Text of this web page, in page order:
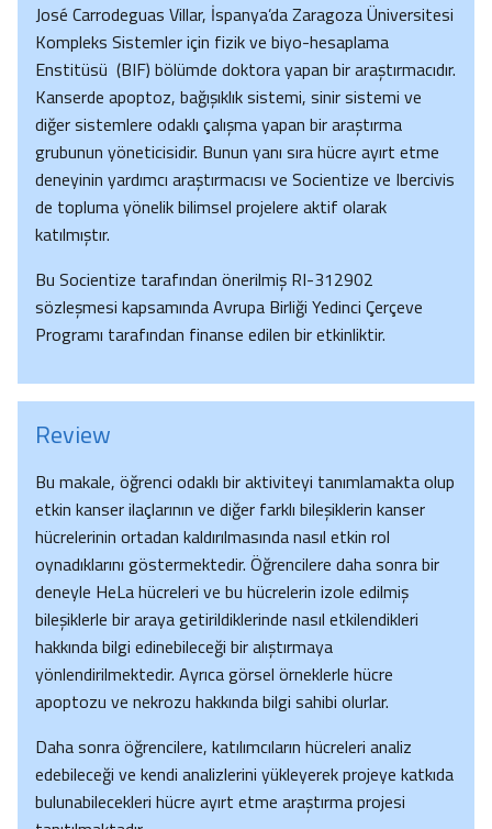
José Carrodeguas Villar, İspanya’da Zaragoza Üniversitesi
Kompleks Sistemler için fizik ve biyo-hesaplama
Enstitüsü (BIF) bölümde doktora yapan bir araştırmacıdır.
Kanserde apoptoz, bağışıklık sistemi, sinir sistemi ve
diğer sistemlere odaklı çalışma yapan bir araştırma
grubunun yöneticisidir. Bunun yanı sıra hücre ayırt etme
deneyinin yardımcı araştırmacısı ve Socientize ve Ibercivis
de topluma yönelik bilimsel projelere aktif olarak
katılmıştır.
Bu Socientize tarafından önerilmiş RI-312902
sözleşmesi kapsamında Avrupa Birliği Yedinci Çerçeve
Programı tarafından finanse edilen bir etkinliktir.
Review
Bu makale, öğrenci odaklı bir aktiviteyi tanımlamakta olup
etkin kanser ilaçlarının ve diğer farklı bileşiklerin kanser
hücrelerinin ortadan kaldırılmasında nasıl etkin rol
oynadıklarını göstermektedir. Öğrencilere daha sonra bir
deneyle HeLa hücreleri ve bu hücrelerin izole edilmiş
bileşiklerle bir araya getirildiklerinde nasıl etkilendikleri
hakkında bilgi edinebileceği bir alıştırmaya
yönlendirilmektedir. Ayrıca görsel örneklerle hücre
apoptozu ve nekrozu hakkında bilgi sahibi olurlar.
Daha sonra öğrencilere, katılımcıların hücreleri analiz
edebileceği ve kendi analizlerini yükleyerek projeye katkıda
bulunabilecekleri hücre ayırt etme araştırma projesi